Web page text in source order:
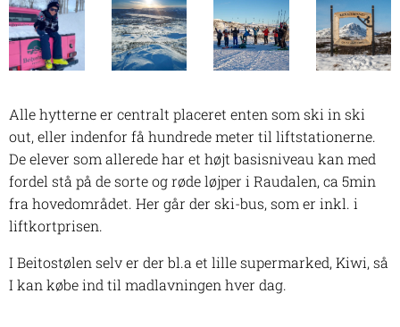
Alle hytterne er centralt placeret enten som ski in ski
out, eller indenfor få hundrede meter til liftstationerne.
De elever som allerede har et højt basisniveau kan med
fordel stå på de sorte og røde løjper i Raudalen, ca 5min
fra hovedområdet. Her går der ski-bus, som er inkl. i
liftkortprisen.
I Beitostølen selv er der bl.a et lille supermarked, Kiwi, så
I kan købe ind til madlavningen hver dag.